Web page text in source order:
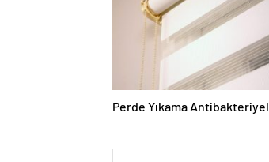
Perde Yıkama Antibakteriyel